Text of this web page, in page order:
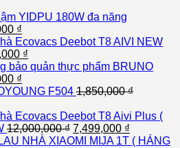
YIDPU 180W đa năng
₫
Ecovacs Deebot T8 AIVI NEW
₫
bảo quản thực phẩm BRUNO
₫
F504 1,850,000₫
Ecovacs Deebot T8 Aivi Plus (
12,000,000₫ 7,499,000 ₫
NHÀ XIAOMI MIJA 1T ( HÁNG